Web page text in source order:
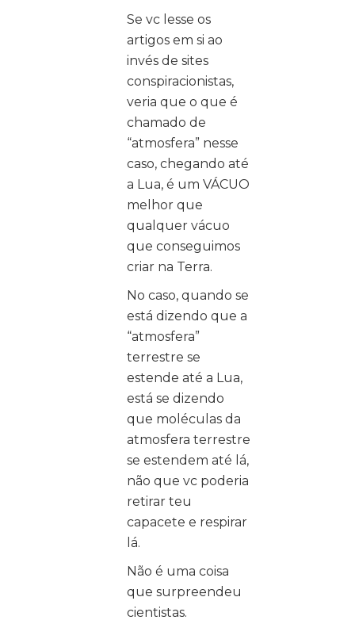
Se vc lesse os
artigos em si ao
invés de sites
conspiracionistas,
veria que o que é
chamado de
“atmosfera” nesse
caso, chegando até
a Lua, é um VÁCUO
melhor que
qualquer vácuo
que conseguimos
criar na Terra.
No caso, quando se
está dizendo que a
“atmosfera”
terrestre se
estende até a Lua,
está se dizendo
que moléculas da
atmosfera terrestre
se estendem até lá,
não que vc poderia
retirar teu
capacete e respirar
lá.
Não é uma coisa
que surpreendeu
cientistas.